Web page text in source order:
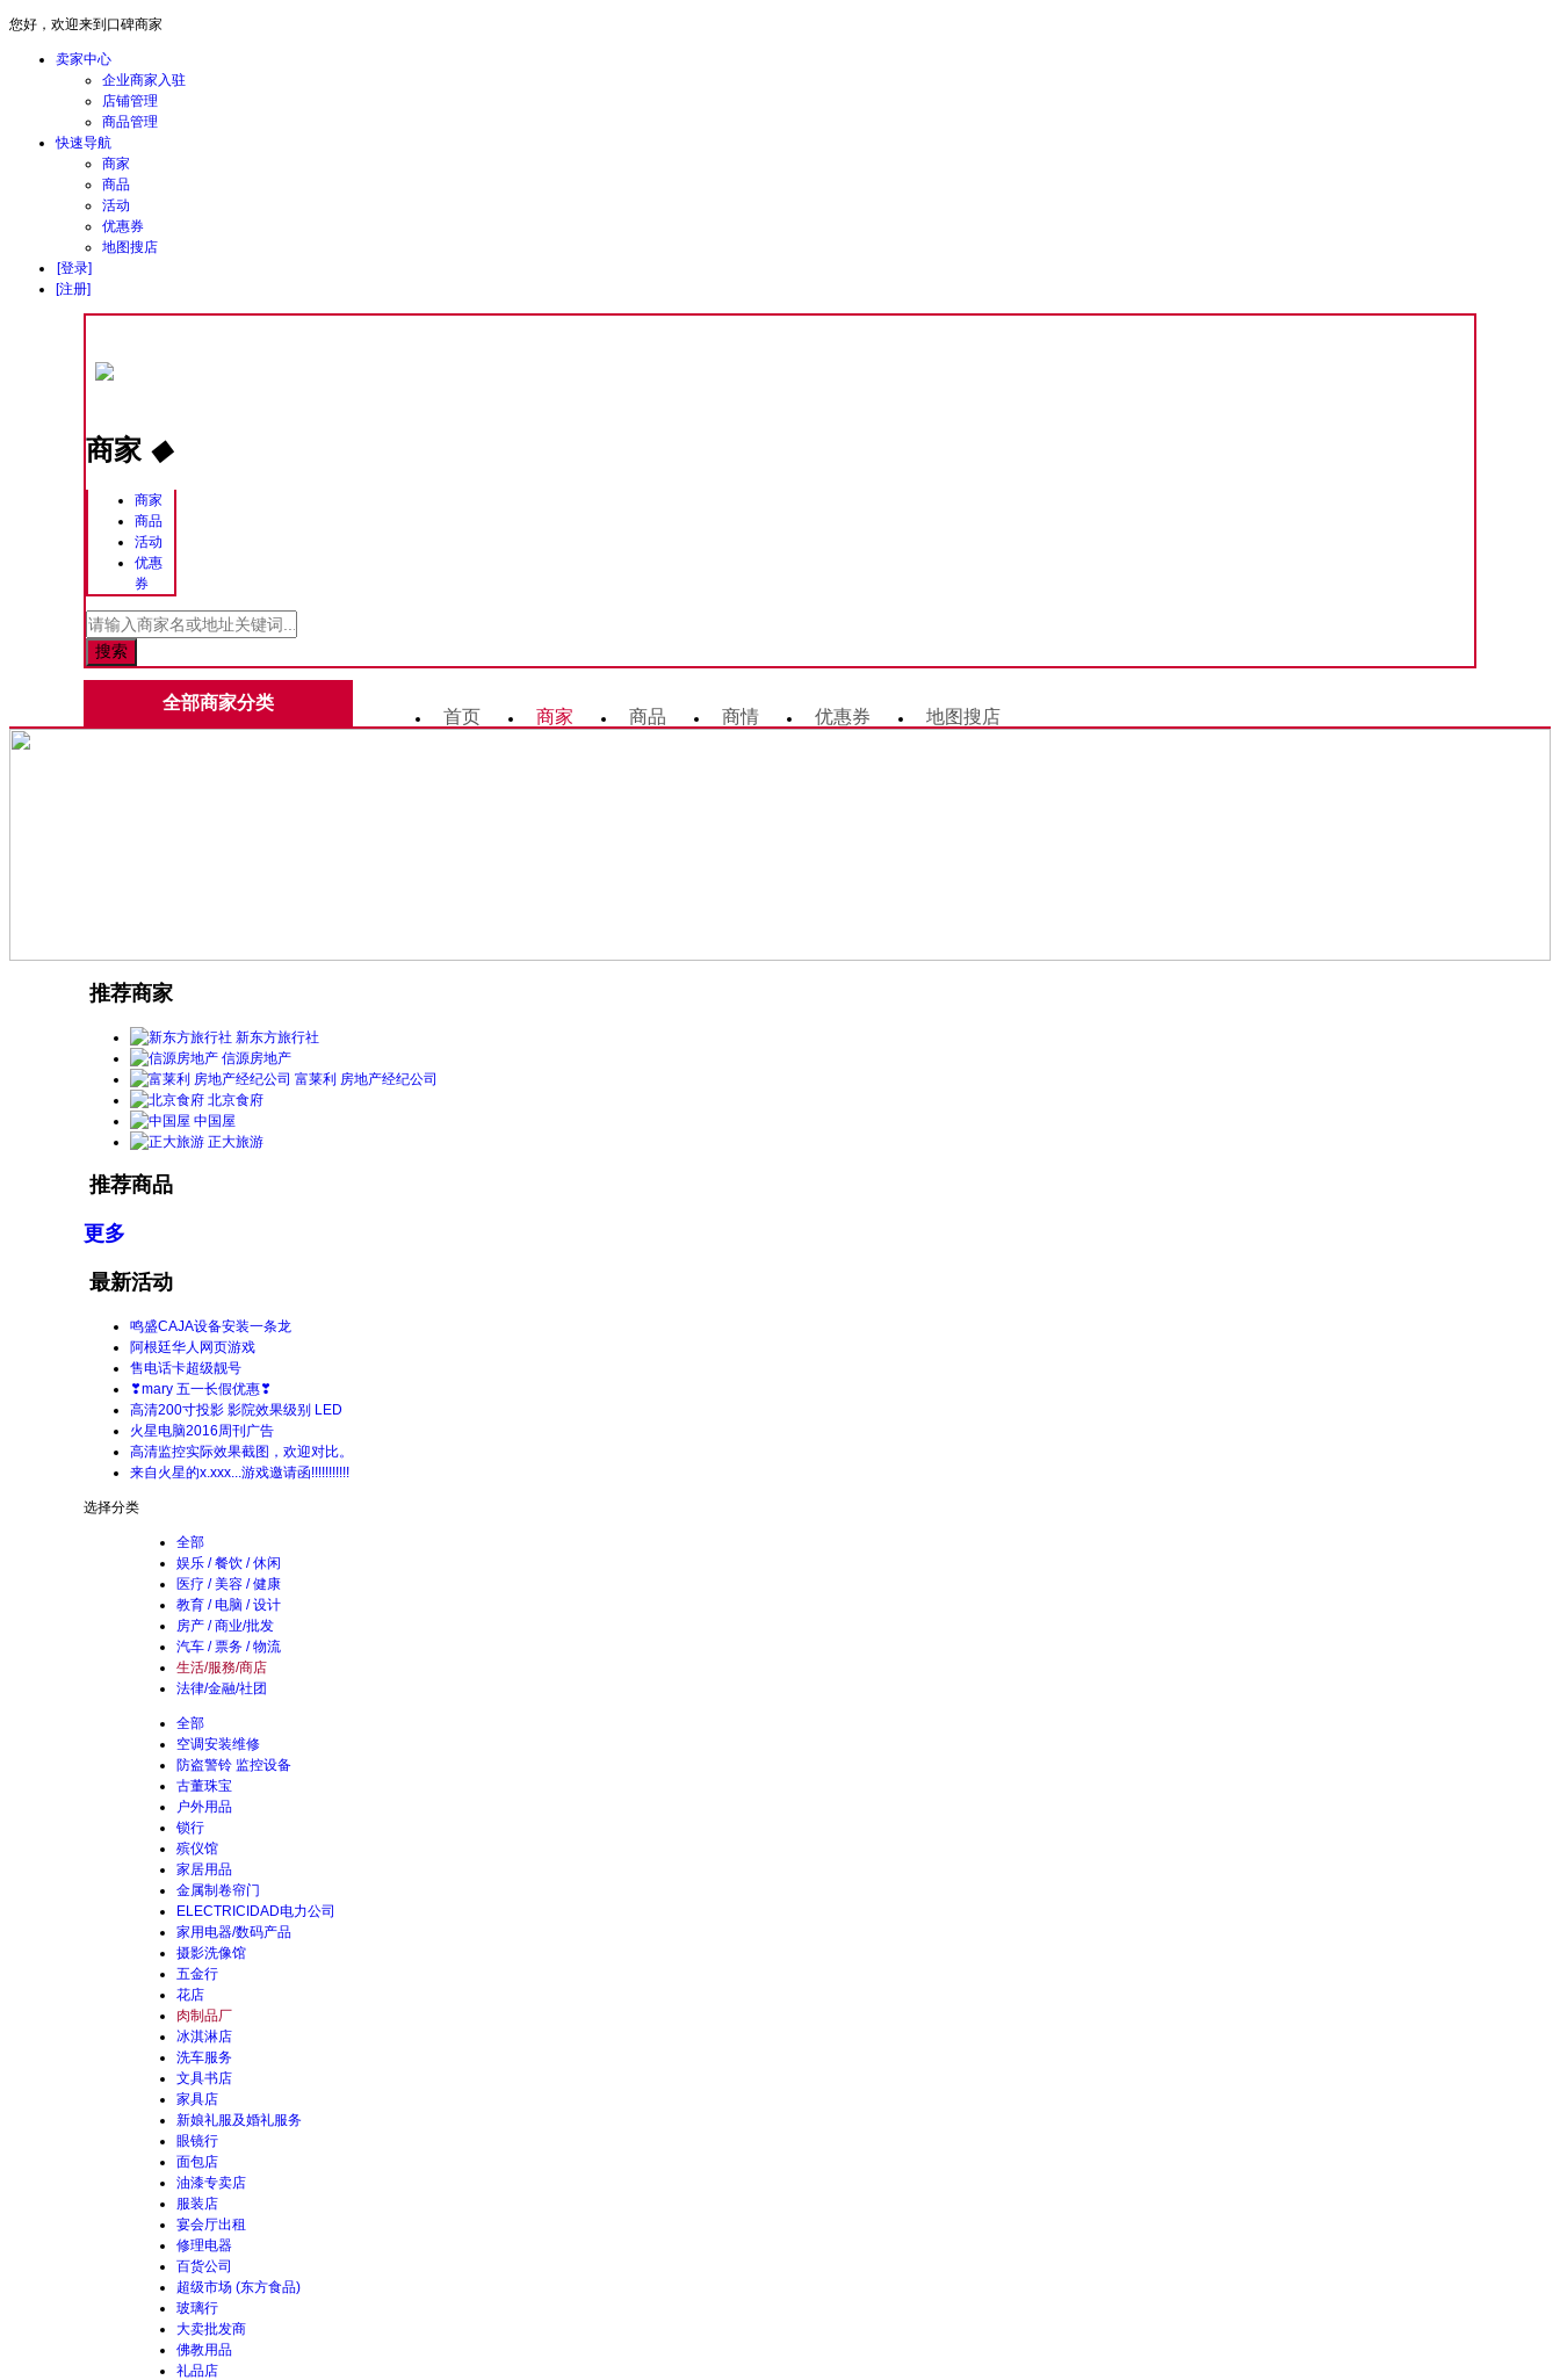
您好，欢迎来到口碑商家
卖家中心
企业商家入驻
店铺管理
商品管理
快速导航
商家
商品
活动
优惠券
地图搜店
[登录]
[注册]
商家 ◆
商家
商品
活动
优惠
券
全部商家分类
首页 商家 商品 商情 优惠券 地图搜店
推荐商家
新东方旅行社
信源房地产
富莱利 房地产经纪公司
北京食府
中国屋
正大旅游
推荐商品
更多
最新活动
鸣盛CAJA设备安装一条龙
阿根廷华人网页游戏
售电话卡超级靓号
❣mary 五一长假优惠❣
高清200寸投影 影院效果级别 LED
火星电脑2016周刊广告
高清监控实际效果截图，欢迎对比。
来自火星的x.xxx...游戏邀请函!!!!!!!!!!!
选择分类
全部
娱乐 / 餐饮 / 休闲
医疗 / 美容 / 健康
教育 / 电脑 / 设计
房产 / 商业/批发
汽车 / 票务 / 物流
生活/服務/商店
法律/金融/社团
全部
空调安装维修
防盗警铃 监控设备
古董珠宝
户外用品
锁行
殡仪馆
家居用品
金属制卷帘门
ELECTRICIDAD电力公司
家用电器/数码产品
摄影洗像馆
五金行
花店
肉制品厂
冰淇淋店
洗车服务
文具书店
家具店
新娘礼服及婚礼服务
眼镜行
面包店
油漆专卖店
服装店
宴会厅出租
修理电器
百货公司
超级市场 (东方食品)
玻璃行
大卖批发商
佛教用品
礼品店